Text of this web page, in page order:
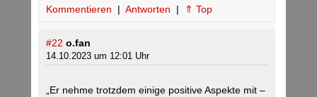
Kommentieren | Antworten | ⇑ Top
#22 o.fan
14.10.2023 um 12:01 Uhr
„Er nehme trotzdem einige positive Aspekte mit –